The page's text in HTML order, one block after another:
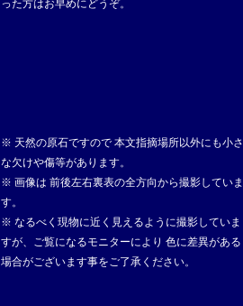
った方はお早めにどうぞ。
※ 天然の原石ですので 本文指摘場所以外にも小さ
な欠けや傷等があります。
※ 画像は 前後左右裏表の全方向から撮影していま
す。
※ なるべく現物に近く見えるように撮影していま
すが、ご覧になるモニターにより 色に差異がある
場合がございます事をご了承ください。